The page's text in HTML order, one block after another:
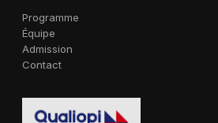
Programme
Équipe
Admission
Contact